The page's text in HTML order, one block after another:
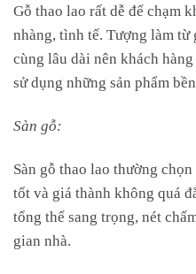
Gỗ thao lao rất dễ để chạm
nhàng, tình tế. Tượng làm từ
cùng lâu dài nên khách
sử dụng những sản phẩm bền.
Sàn gỗ:
Sàn gỗ thao lao thường
tốt và giá thành không quá
tổng thể sang trọng, nét
gian nhà.